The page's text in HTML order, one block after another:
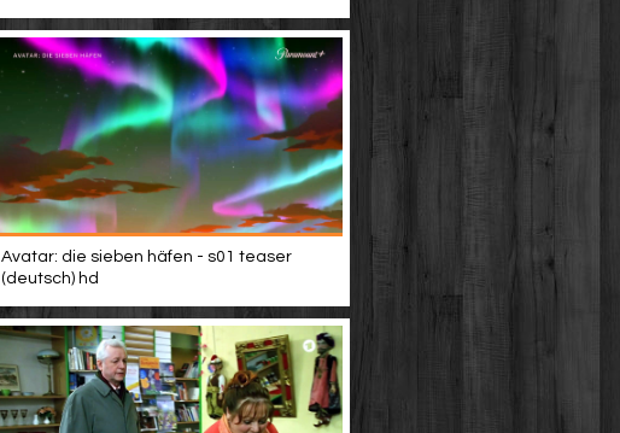
Avatar: die sieben häfen - s01 teaser
(deutsch) hd